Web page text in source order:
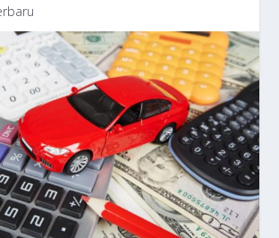
DARI TAMPILANNYA
NGI...
SEMAKIN POPULER, BIAR
SEBAGAI DESTINASI MENARIK,
...
RAIH TROFI WTA 500
MUB...
TAMPIL DENGAN MODIFIKASI